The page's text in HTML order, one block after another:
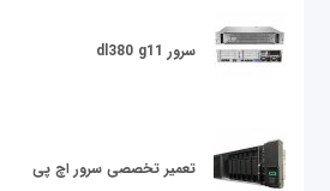
سرور dl380 g11
تعمیر تخصصی سرور اچ پی